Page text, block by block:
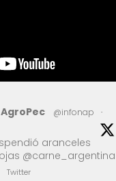
@infonap
·
aranceles
@carne_argentina
Twitter